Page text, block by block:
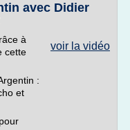
avec Didier
voir la vidéo
à
cette
:
et